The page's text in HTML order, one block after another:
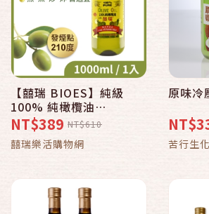
【囍瑞 BIOES】純級
100% 純橄欖油
(1000ml)
NT$389 NT$610
囍瑞樂活購物網
原味冷
苦行生